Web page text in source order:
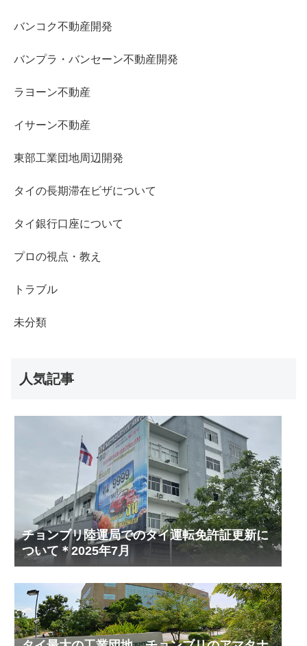
バンコク不動産開発
バンプラ・バンセーン不動産開発
ラヨーン不動産
イサーン不動産
東部工業団地周辺開発
タイの長期滞在ビザについて
タイ銀行口座について
プロの視点・教え
トラブル
未分類
人気記事
チョンブリ陸運局でのタイ運転免許証更新に
ついて＊2025年7月